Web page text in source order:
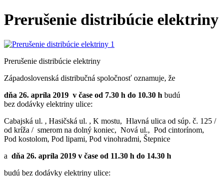
Prerušenie distribúcie elektriny
Prerušenie distribúcie elektriny
Západoslovenská distribučná spoločnosť oznamuje, že
dňa 26. apríla 2019 v čase od 7.30 h do 10.30 h budú
bez dodávky elektriny ulice:
Cabajská ul. , Hasičská ul. , K mostu, Hlavná ulica od súp. č. 125 /
od kríža / smerom na dolný koniec, Nová ul., Pod cintorínom,
Pod kostolom, Pod lipami, Pod vinohradmi, Štepnice
a dňa 26. apríla 2019 v čase od 11.30 h do 14.30 h
budú bez dodávky elektriny ulice: